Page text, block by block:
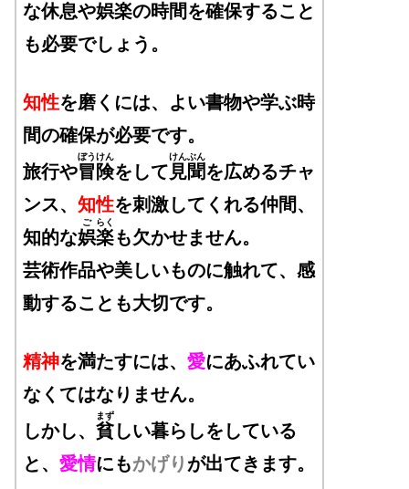
な休息や娯楽の時間を確保すること
も必要でしょう。
知性を磨くには、よい書物や学ぶ時
間の確保が必要です。
旅行や冒険
ぼうけん
をして 見聞
けんぶん
を広めるチャ
ンス、 知性を刺激してくれる仲間、
知的な娯
ご
楽
らく
も欠かせません。
芸術作品や美しいものに触れて、感
動することも大切です。
精神を満たすには、 愛にあふれてい
なくてはなりません。
しかし、 貧
まず
しい暮らしをしている
と、 愛情にもかげり が出てきます。